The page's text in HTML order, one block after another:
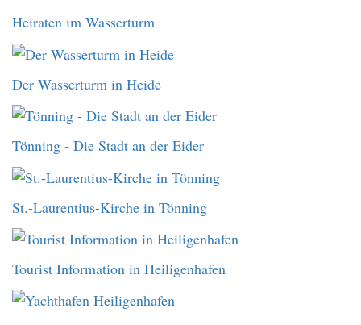
Heiraten im Wasserturm
Der Wasserturm in Heide
Tönning - Die Stadt an der Eider
St.-Laurentius-Kirche in Tönning
Tourist Information in Heiligenhafen